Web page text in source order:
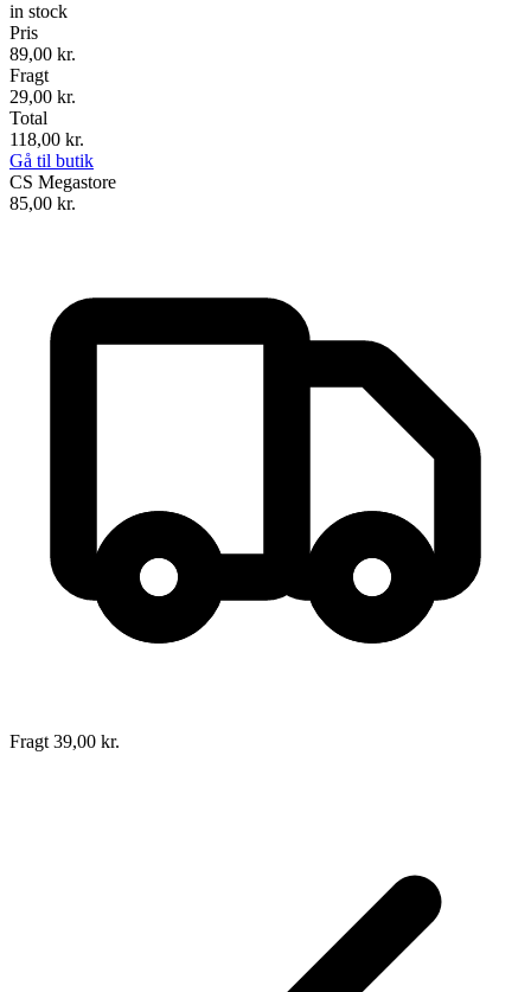
in stock
Pris
89,00 kr.
Fragt
29,00 kr.
Total
118,00 kr.
Gå til butik
CS Megastore
85,00 kr.
Fragt 39,00 kr.